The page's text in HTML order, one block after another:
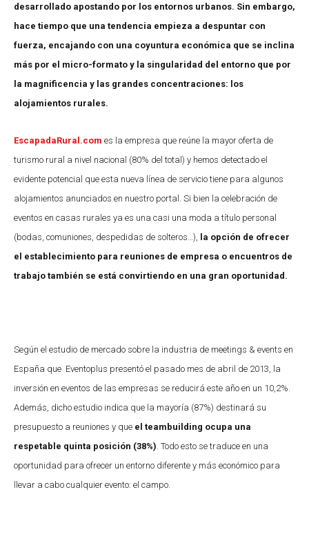
desarrollado apostando por los entornos urbanos. Sin embargo,
hace tiempo que una tendencia empieza a despuntar con
fuerza, encajando con una coyuntura económica que se inclina
más por el micro-formato y la singularidad del entorno que por
la magnificencia y las grandes concentraciones: los
alojamientos rurales.
EscapadaRural.com es la empresa que reúne la mayor oferta de
turismo rural a nivel nacional (80% del total) y hemos detectado el
evidente potencial que esta nueva línea de servicio tiene para algunos
alojamientos anunciados en nuestro portal. Si bien la celebración de
eventos en casas rurales ya es una casi una moda a título personal
(bodas, comuniones, despedidas de solteros…), la opción de ofrecer
el establecimiento para reuniones de empresa o encuentros de
trabajo también se está convirtiendo en una gran oportunidad.
Según el estudio de mercado sobre la industria de meetings & events en
España que Eventoplus presentó el pasado mes de abril de 2013, la
inversión en eventos de las empresas se reducirá este año en un 10,2%.
Además, dicho estudio indica que la mayoría (87%) destinará su
presupuesto a reuniones y que el teambuilding ocupa una
respetable quinta posición (38%) . Todo esto se traduce en una
oportunidad para ofrecer un entorno diferente y más económico para
llevar a cabo cualquier evento: el campo.